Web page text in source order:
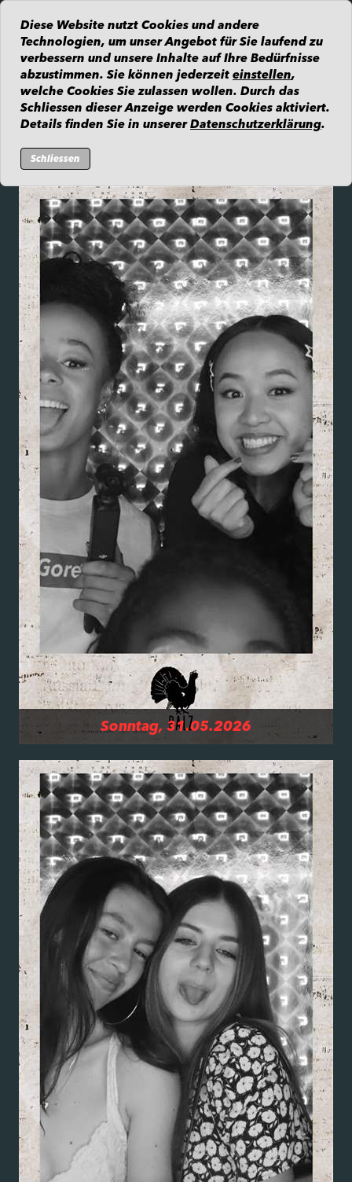
Zur Übersicht
Sonntag, 31.05.2026
Diese Website nutzt Cookies und andere
Technologien, um unser Angebot für Sie laufend zu
verbessern und unsere Inhalte auf Ihre Bedürfnisse
abzustimmen. Sie können jederzeit einstellen,
welche Cookies Sie zulassen wollen. Durch das
Schliessen dieser Anzeige werden Cookies aktiviert.
Details finden Sie in unsererDatenschutzerklärung.
Schliessen